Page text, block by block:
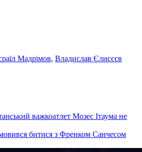
Мадрімов, Владислав Єлисєєв
битися з Френком Санчесом